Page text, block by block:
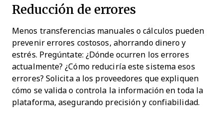
Reducción de errores
Menos transferencias manuales o cálculos pueden
prevenir errores costosos, ahorrando dinero y
estrés. Pregúntate: ¿Dónde ocurren los errores
actualmente? ¿Cómo reduciría este sistema esos
errores? Solicita a los proveedores que expliquen
cómo se valida o controla la información en toda la
plataforma, asegurando precisión y confiabilidad.